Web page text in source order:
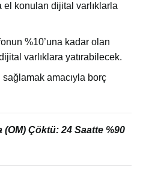
el konulan dijital varlıklarla
%10’una kadar olan
varlıklara yatırabilecek.
sağlamak amacıyla borç
(OM) Çöktü: 24 Saatte %90